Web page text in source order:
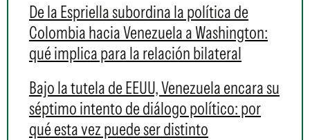
De la Espriella subordina la política de
Colombia hacia Venezuela a Washington:
qué implica para la relación bilateral
Bajo la tutela de EEUU, Venezuela encara su
séptimo intento de diálogo político: por
qué esta vez puede ser distinto